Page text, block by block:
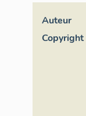
Auteur
Copyright